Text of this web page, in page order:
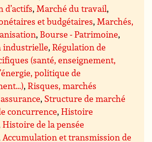
, Marché du travail,
et budgétaires, Marchés,
, Bourse - Patrimoine,
industrielle,Régulation de
(santé, enseignement,
politique de
,Risques, marchés
, Structure de marché
concurrence,Histoire
Histoire de la pensée
Accumulation et transmission de